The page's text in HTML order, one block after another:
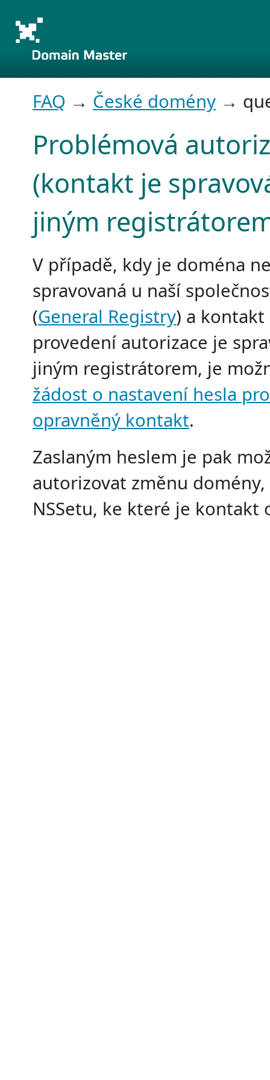
FAQ → České domény →
Problémová
(kontakt je
jiným
V případě, kdy je doména
spravovaná u naší
(General Registry) a
provedení autorizace je
jiným registrátorem, je
žádost o nastavení hesla pro
opravněný kontakt.
Zaslaným heslem je pak
autorizovat změnu
NSSetu, ke které je kontakt